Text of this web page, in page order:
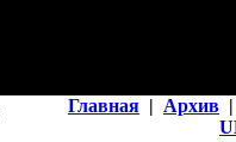
Главная | Архив |